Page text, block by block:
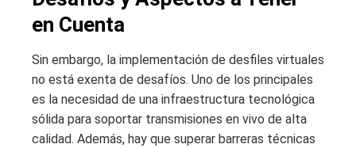
en Cuenta
Sin embargo, la implementación de desfiles virtuales
no está exenta de desafíos. Uno de los principales
es la necesidad de una infraestructura tecnológica
sólida para soportar transmisiones en vivo de alta
calidad. Además, hay que superar barreras técnicas